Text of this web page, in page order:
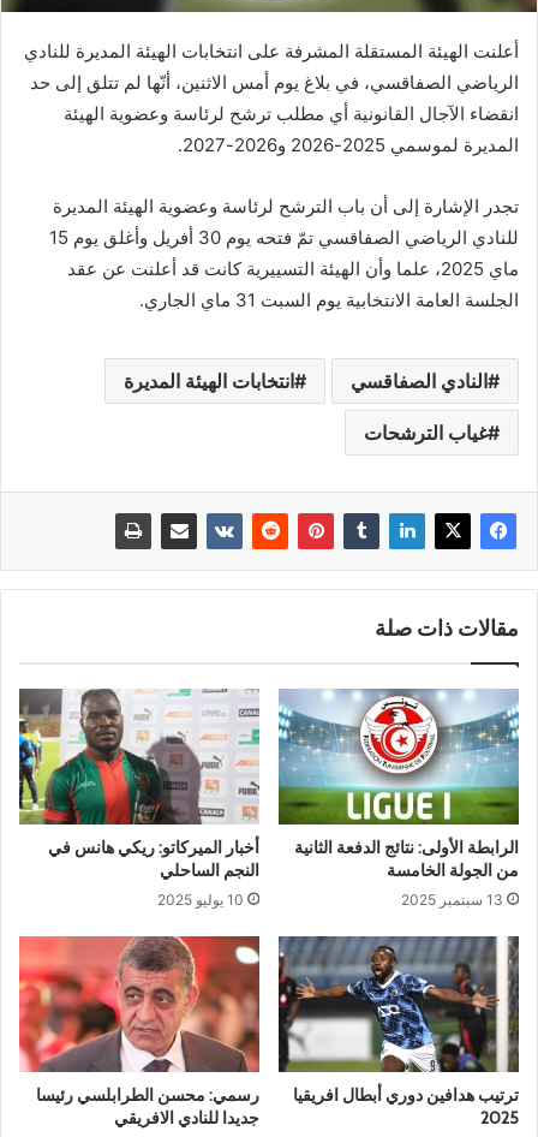
أعلنت الهيئة المستقلة المشرفة على انتخابات الهيئة المديرة للنادي
الرياضي الصفاقسي، في بلاغ يوم أمس الاثنين، أنّها لم تتلق إلى حد
انقضاء الآجال القانونية أي مطلب ترشح لرئاسة وعضوية الهيئة
المديرة لموسمي 2025-2026 و2026-2027.
تجدر الإشارة إلى أن باب الترشح لرئاسة وعضوية الهيئة المديرة
للنادي الرياضي الصفاقسي تمّ فتحه يوم 30 أفريل وأغلق يوم 15
ماي 2025، علما وأن الهيئة التسييرية كانت قد أعلنت عن عقد
الجلسة العامة الانتخابية يوم السبت 31 ماي الجاري.
النادي الصفاقسي انتخابات الهيئة المديرة
غياب الترشحات
مقالات ذات صلة
الرابطة الأولى: نتائج الدفعة الثانية
من الجولة الخامسة
13 سبتمبر 2025
أخبار الميركاتو: ريكي هانس في
النجم الساحلي
10 يوليو 2025
ترتيب هدافين دوري أبطال افريقيا
2025
رسمي: محسن الطرابلسي رئيسا
جديدا للنادي الافريقي